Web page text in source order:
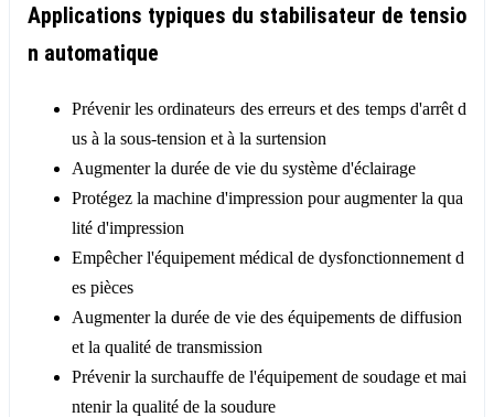
Applications typiques du stabilisateur de tensio
n automatique
Prévenir les ordinateurs des erreurs et des temps d'arrêt d
us à la sous-tension et à la surtension
Augmenter la durée de vie du système d'éclairage
Protégez la machine d'impression pour augmenter la qua
lité d'impression
Empêcher l'équipement médical de dysfonctionnement d
es pièces
Augmenter la durée de vie des équipements de diffusion
et la qualité de transmission
Prévenir la surchauffe de l'équipement de soudage et mai
ntenir la qualité de la soudure